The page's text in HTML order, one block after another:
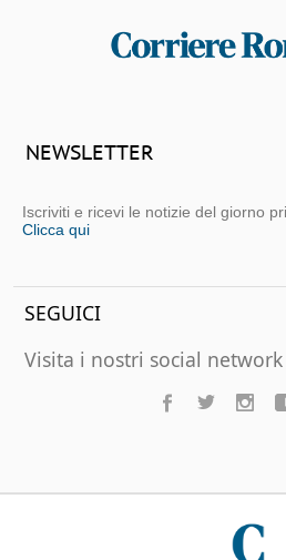
NEWSLETTER
Iscriviti e ricevi le notizie del giorno
Clicca qui
SEGUICI
Visita i nostri social